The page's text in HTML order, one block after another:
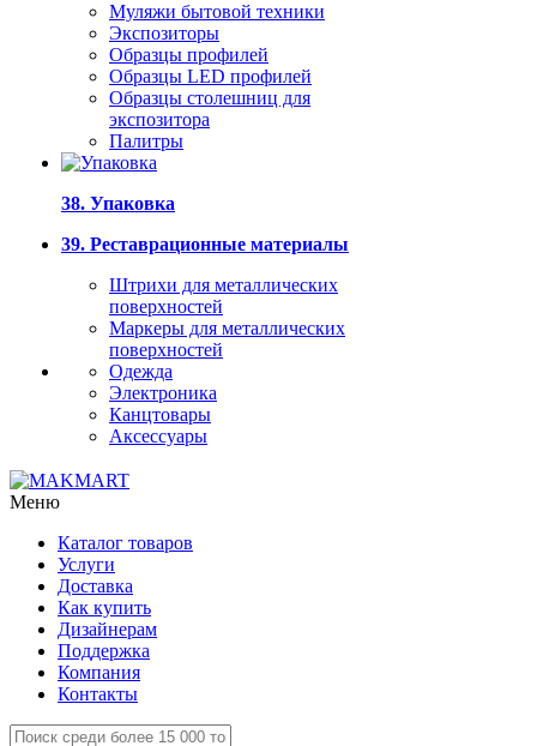
Муляжи бытовой техники
Экспозиторы
Образцы профилей
Образцы LED профилей
Образцы столешниц для
экспозитора
Палитры
38. Упаковка
39. Реставрационные материалы
Штрихи для металлических
поверхностей
Маркеры для металлических
поверхностей
Одежда
Электроника
Канцтовары
Аксессуары
Меню
Каталог товаров
Услуги
Доставка
Как купить
Дизайнерам
Поддержка
Компания
Контакты